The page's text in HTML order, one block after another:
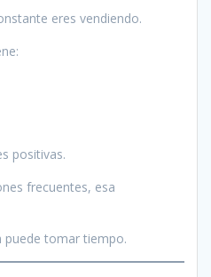
eres vendiendo.
positivas.
frecuentes, esa
puede tomar tiempo.